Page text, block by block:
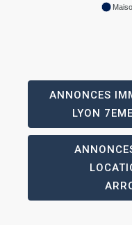
ANNONCES
LYON